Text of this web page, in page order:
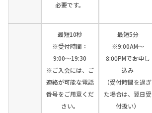
必要です。
最短10秒
※受付時間：
9:00〜19:30
※ご入会には、ご
連絡が可能な電話
番号をご用意くだ
さい。
最短5分
※9:00AM～
8:00PMでお申し
込み
（受付時間を過ぎ
た場合は、翌日受
付扱い）